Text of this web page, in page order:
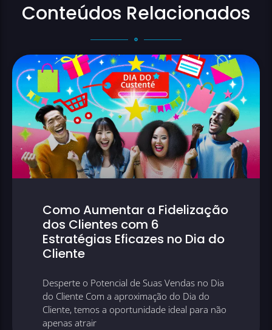
Conteúdos Relacionados
Como Aumentar a Fidelização
dos Clientes com 6
Estratégias Eficazes no Dia do
Cliente
Desperte o Potencial de Suas Vendas no Dia
do Cliente Com a aproximação do Dia do
Cliente, temos a oportunidade ideal para não
apenas atrair